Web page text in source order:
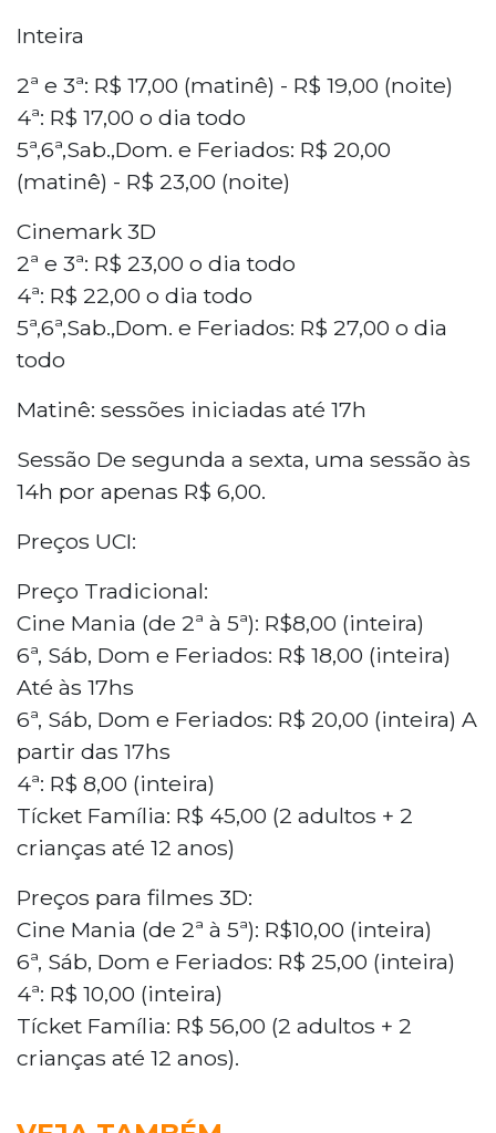
Inteira
2ª e 3ª: R$ 17,00 (matinê) - R$ 19,00 (noite)
4ª: R$ 17,00 o dia todo
5ª,6ª,Sab.,Dom. e Feriados: R$ 20,00
(matinê) - R$ 23,00 (noite)
Cinemark 3D
2ª e 3ª: R$ 23,00 o dia todo
4ª: R$ 22,00 o dia todo
5ª,6ª,Sab.,Dom. e Feriados: R$ 27,00 o dia
todo
Matinê: sessões iniciadas até 17h
Sessão De segunda a sexta, uma sessão às
14h por apenas R$ 6,00.
Preços UCI:
Preço Tradicional:
Cine Mania (de 2ª à 5ª): R$8,00 (inteira)
6ª, Sáb, Dom e Feriados: R$ 18,00 (inteira)
Até às 17hs
6ª, Sáb, Dom e Feriados: R$ 20,00 (inteira) A
partir das 17hs
4ª: R$ 8,00 (inteira)
Tícket Família: R$ 45,00 (2 adultos + 2
crianças até 12 anos)
Preços para filmes 3D:
Cine Mania (de 2ª à 5ª): R$10,00 (inteira)
6ª, Sáb, Dom e Feriados: R$ 25,00 (inteira)
4ª: R$ 10,00 (inteira)
Tícket Família: R$ 56,00 (2 adultos + 2
crianças até 12 anos).